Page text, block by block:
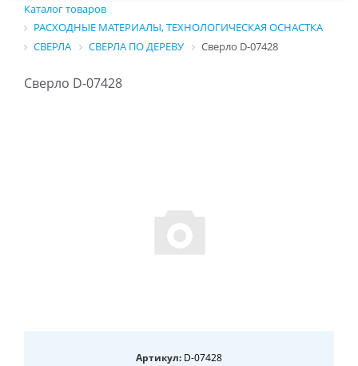
Каталог товаров
РАСХОДНЫЕ МАТЕРИАЛЫ, ТЕХНОЛОГИЧЕСКАЯ ОСНАСТКА
СВЕРЛА
СВЕРЛА ПО ДЕРЕВУ Сверло D-07428
Сверло D-07428
Артикул: D-07428